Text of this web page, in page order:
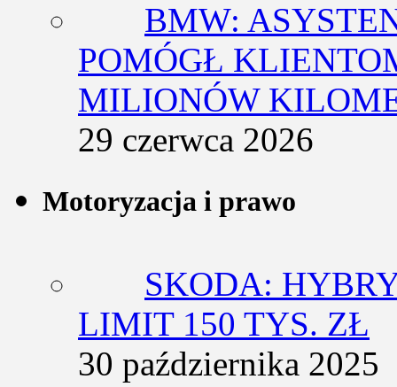
BMW:
POMÓGŁ
MILIONÓW
29 czerwca 2026
Motoryzacja i prawo
SKODA:
LIMIT 150 TYS. ZŁ
30 października 2025